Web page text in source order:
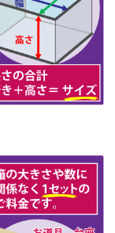
)
火)
月)
火)
)
金)
(月)